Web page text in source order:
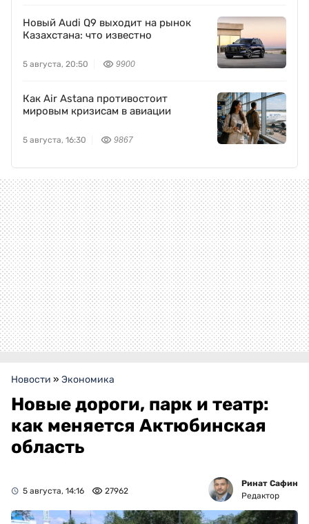
Новый Audi Q9 выходит на рынок
Казахстана: что известно
5 августа, 20:50 9900
Как Air Astana противостоит
мировым кризисам в авиации
5 августа, 16:30 9867
Новости » Экономика
Новые дороги, парк и театр:
как меняется Актюбинская
область
5 августа, 14:16 27962
Ринат Сафин
Редактор